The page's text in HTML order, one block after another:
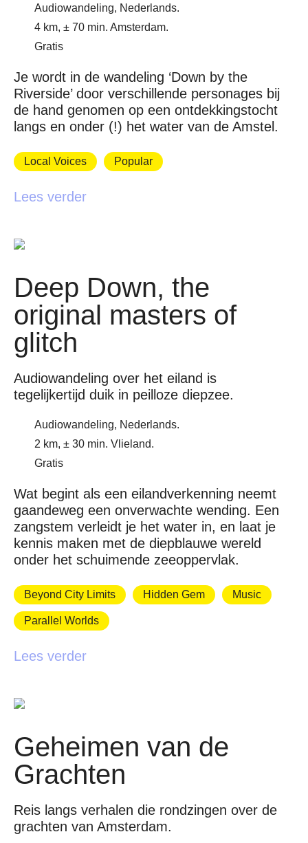
Audiowandeling, Nederlands.
4 km, ± 70 min. Amsterdam.
Gratis
Je wordt in de wandeling ‘Down by the
Riverside’ door verschillende personages bij
de hand genomen op een ontdekkingstocht
langs en onder (!) het water van de Amstel.
Local Voices Popular
Lees verder
Deep Down, the
original masters of
glitch
Audiowandeling over het eiland is
tegelijkertijd duik in peilloze diepzee.
Audiowandeling, Nederlands.
2 km, ± 30 min. Vlieland.
Gratis
Wat begint als een eilandverkenning neemt
gaandeweg een onverwachte wending. Een
zangstem verleidt je het water in, en laat je
kennis maken met de diepblauwe wereld
onder het schuimende zeeoppervlak.
Beyond City Limits Hidden Gem Music
Parallel Worlds
Lees verder
Geheimen van de
Grachten
Reis langs verhalen die rondzingen over de
grachten van Amsterdam.